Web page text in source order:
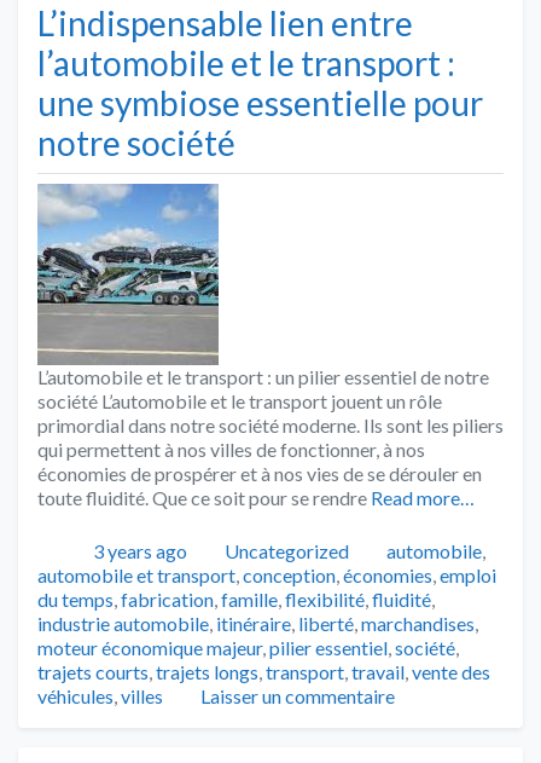
L’indispensable lien entre
l’automobile et le transport :
une symbiose essentielle pour
notre société
L’automobile et le transport : un pilier essentiel de notre
société L’automobile et le transport jouent un rôle
primordial dans notre société moderne. Ils sont les piliers
qui permettent à nos villes de fonctionner, à nos
économies de prospérer et à nos vies de se dérouler en
toute fluidité. Que ce soit pour se rendre Read more…
Publié3 years ago Catégories
Uncategorized Tags
automobile,
automobile et transport,conception,économies,emploi
du temps,fabrication,famille,flexibilité,fluidité,
industrie automobile, itinéraire, liberté,marchandises,
moteur économique majeur,pilier essentiel,société,
trajets courts,trajets longs,transport,travail,vente des
véhicules,villes Laisser un commentaire